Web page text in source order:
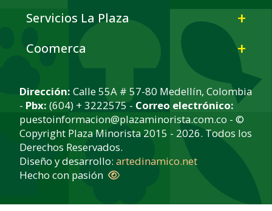
Servicios La Plaza
Coomerca
Dirección: Calle 55A # 57-80 Medellín, Colombia
- Pbx: (604) + 3222575 - Correo electrónico:
puestoinformacion@plazaminorista.com.co - ©
Copyright Plaza Minorista 2015 - 2026. Todos los
Derechos Reservados.
Diseño y desarrollo:artedinamico.net
Hecho con pasión